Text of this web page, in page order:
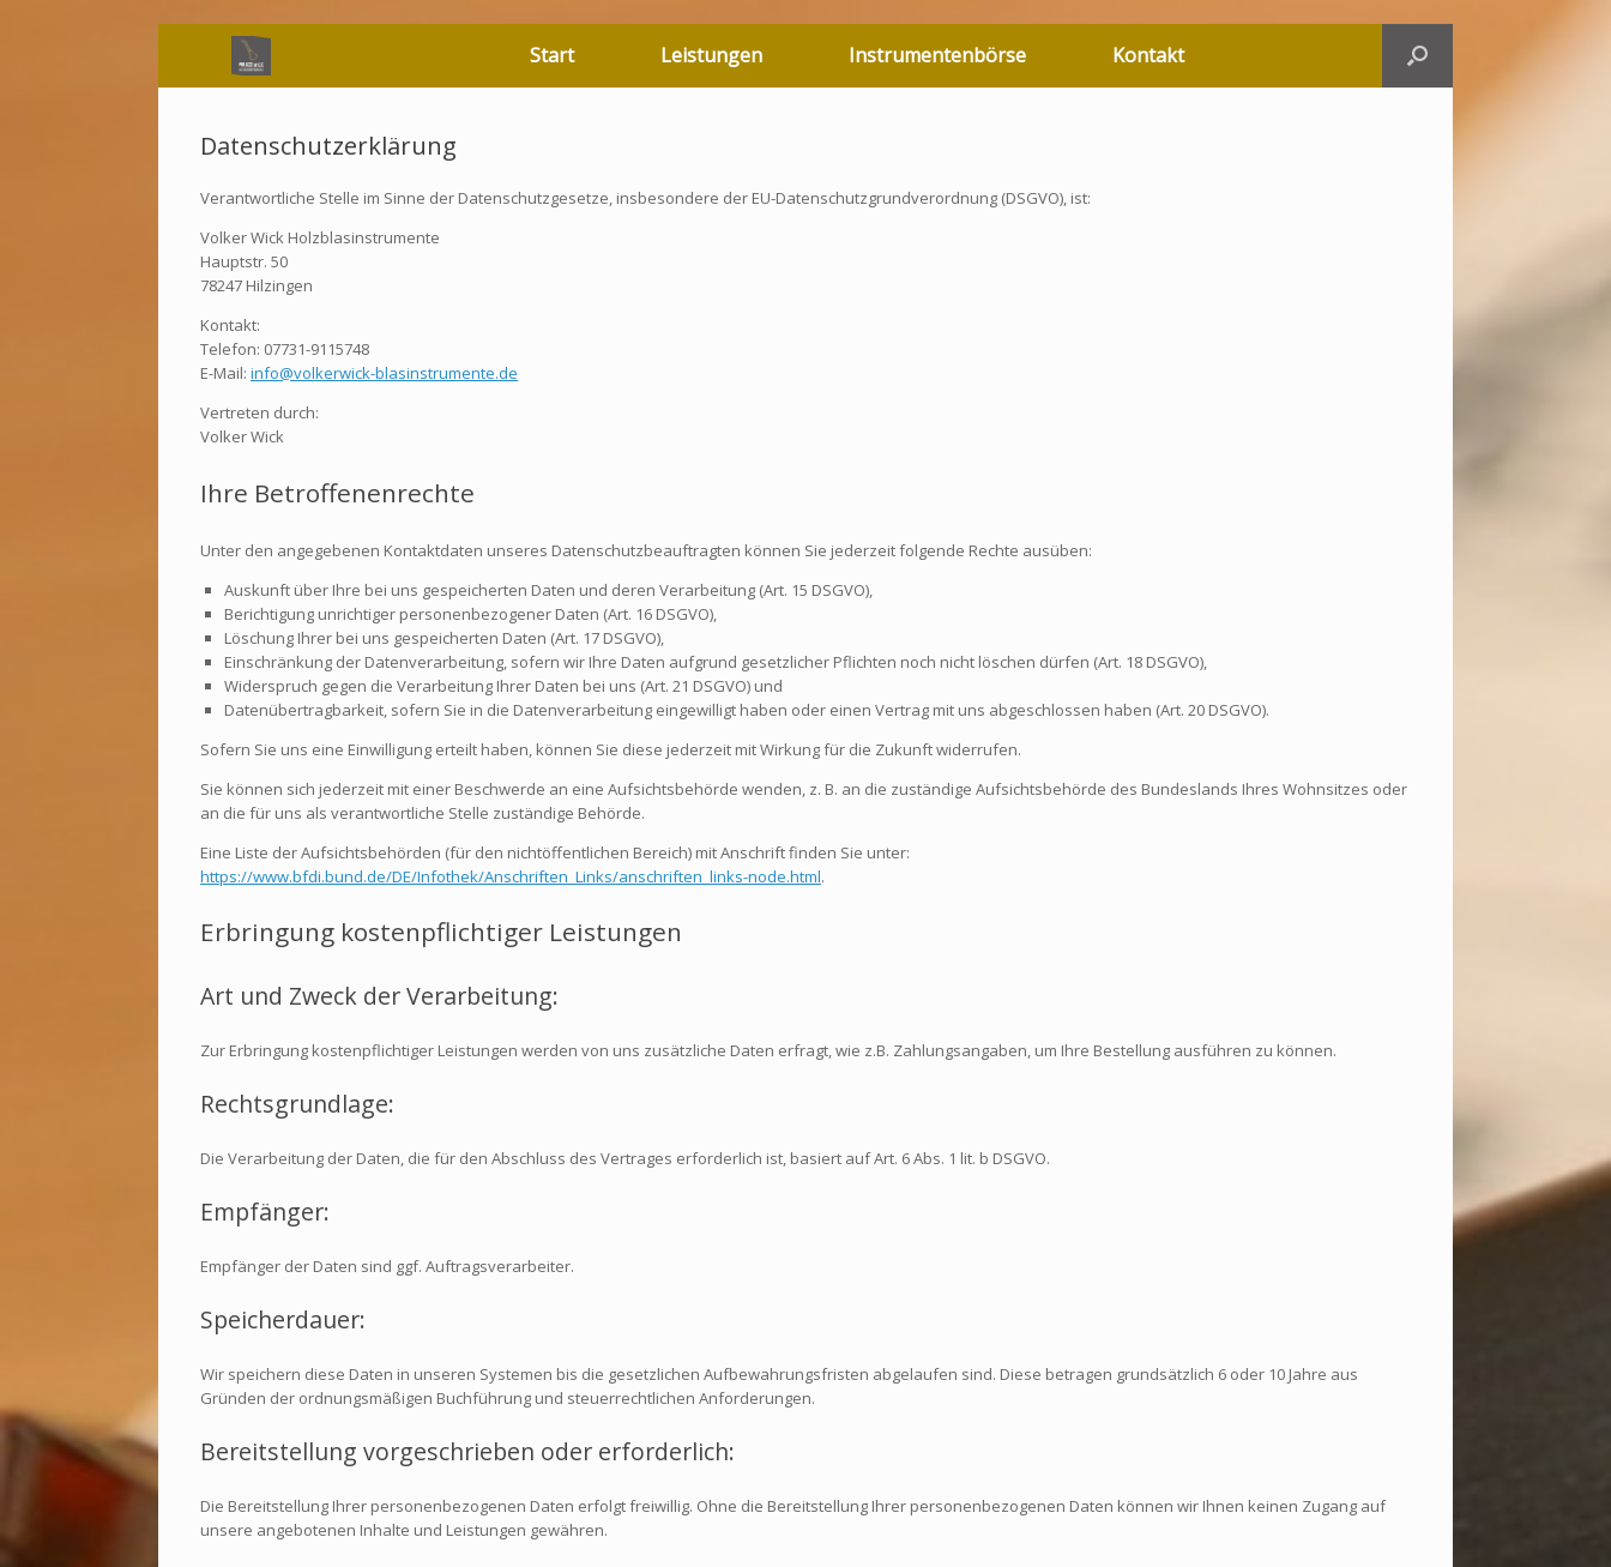
Start Leistungen Instrumentenbörse Kontakt
Datenschutzerklärung
Verantwortliche Stelle im Sinne der Datenschutzgesetze, insbesondere der EU-Datenschutzgrundverordnung (DSGVO), ist:
Volker Wick Holzblasinstrumente
Hauptstr. 50
78247 Hilzingen
Kontakt:
Telefon: 07731-9115748
E-Mail: info@volkerwick-blasinstrumente.de
Vertreten durch:
Volker Wick
Ihre Betroffenenrechte
Unter den angegebenen Kontaktdaten unseres Datenschutzbeauftragten können Sie jederzeit folgende Rechte ausüben:
Auskunft über Ihre bei uns gespeicherten Daten und deren Verarbeitung (Art. 15 DSGVO),
Berichtigung unrichtiger personenbezogener Daten (Art. 16 DSGVO),
Löschung Ihrer bei uns gespeicherten Daten (Art. 17 DSGVO),
Einschränkung der Datenverarbeitung, sofern wir Ihre Daten aufgrund gesetzlicher Pflichten noch nicht löschen dürfen (Art. 18 DSGVO),
Widerspruch gegen die Verarbeitung Ihrer Daten bei uns (Art. 21 DSGVO) und
Datenübertragbarkeit, sofern Sie in die Datenverarbeitung eingewilligt haben oder einen Vertrag mit uns abgeschlossen haben (Art. 20 DSGVO).
Sofern Sie uns eine Einwilligung erteilt haben, können Sie diese jederzeit mit Wirkung für die Zukunft widerrufen.
Sie können sich jederzeit mit einer Beschwerde an eine Aufsichtsbehörde wenden, z. B. an die zuständige Aufsichtsbehörde des Bundeslands Ihres Wohnsitzes oder
an die für uns als verantwortliche Stelle zuständige Behörde.
Eine Liste der Aufsichtsbehörden (für den nichtöffentlichen Bereich) mit Anschrift finden Sie unter:
https://www.bfdi.bund.de/DE/Infothek/Anschriften_Links/anschriften_links-node.html.
Erbringung kostenpflichtiger Leistungen
Art und Zweck der Verarbeitung:
Zur Erbringung kostenpflichtiger Leistungen werden von uns zusätzliche Daten erfragt, wie z.B. Zahlungsangaben, um Ihre Bestellung ausführen zu können.
Rechtsgrundlage:
Die Verarbeitung der Daten, die für den Abschluss des Vertrages erforderlich ist, basiert auf Art. 6 Abs. 1 lit. b DSGVO.
Empfänger:
Empfänger der Daten sind ggf. Auftragsverarbeiter.
Speicherdauer:
Wir speichern diese Daten in unseren Systemen bis die gesetzlichen Aufbewahrungsfristen abgelaufen sind. Diese betragen grundsätzlich 6 oder 10 Jahre aus
Gründen der ordnungsmäßigen Buchführung und steuerrechtlichen Anforderungen.
Bereitstellung vorgeschrieben oder erforderlich:
Die Bereitstellung Ihrer personenbezogenen Daten erfolgt freiwillig. Ohne die Bereitstellung Ihrer personenbezogenen Daten können wir Ihnen keinen Zugang auf
unsere angebotenen Inhalte und Leistungen gewähren.